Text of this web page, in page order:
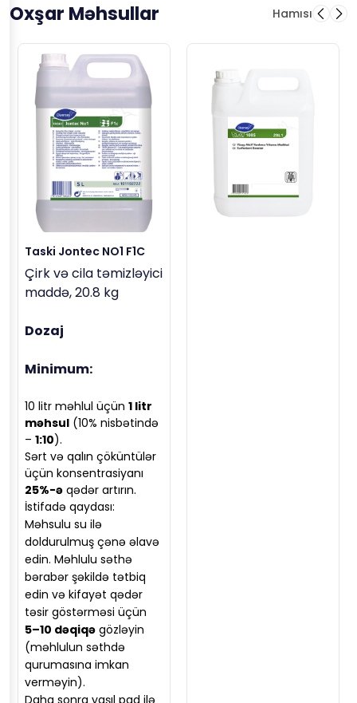
Oxşar Məhsullar Hamısı
Taski Jontec NO1 F1C
Çirk və cila təmizləyici
maddə, 20.8 kg
Dozaj
Minimum:
10 litr məhlul üçün 1 litr
məhsul (10% nisbətində
– 1:10).
Sərt və qalın çöküntülər
üçün konsentrasiyanı
25%-ə qədər artırın.
İstifadə qaydası:
Məhsulu su ilə
doldurulmuş çənə əlavə
edin. Məhlulu səthə
bərabər şəkildə tətbiq
edin və kifayət qədər
təsir göstərməsi üçün
5–10 dəqiqə gözləyin
(məhlulun səthdə
qurumasına imkan
verməyin).
Daha sonra yaşıl pad ilə